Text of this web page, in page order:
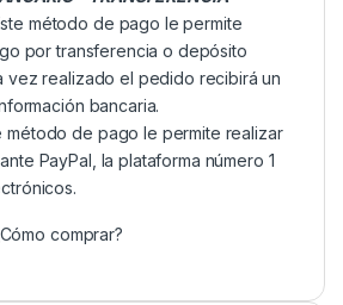
método de pago le permite
por transferencia o depósito
vez realizado el pedido recibirá un
bancaria.
método de pago le permite realizar
PayPal, la plataforma número 1
comprar?